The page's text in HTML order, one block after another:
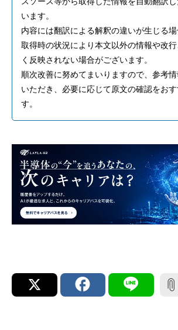
います。
内容には翻訳による解釈の違いが生じる
取得時の状況により本文以外の情報や改
く反映されない場合がございます。
順次改善に努めてまいりますので、参考
いただき、必要に応じて原文の確認をお
す。